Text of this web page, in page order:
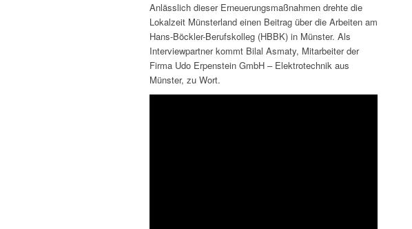
Anlässlich dieser Erneuerungsmaßnahmen drehte die
Lokalzeit Münsterland einen Beitrag über die Arbeiten am
Hans-Böckler-Berufskolleg (HBBK) in Münster. Als
Interviewpartner kommt Bilal Asmaty, Mitarbeiter der
Firma Udo Erpenstein GmbH – Elektrotechnik aus
Münster, zu Wort.